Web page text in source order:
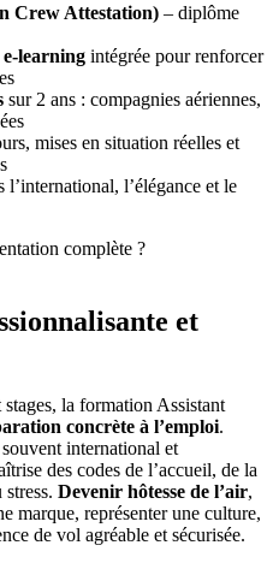
Crew Attestation) – diplôme
learning intégrée pour renforcer
sur 2 ans : compagnies aériennes,
mises en situation réelles et
l’élégance et le
complète ?
et
stages, la formation Assistant
concrète à l’emploi.
international et
des codes de l’accueil, de la
Devenir hôtesse de l’air,
marque, représenter une culture,
de vol agréable et sécurisée.